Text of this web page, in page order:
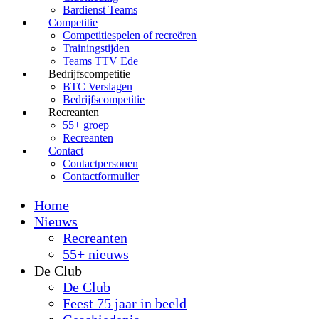
Bardienst Teams
Competitie
Competitiespelen of recreëren
Trainingstijden
Teams TTV Ede
Bedrijfscompetitie
BTC Verslagen
Bedrijfscompetitie
Recreanten
55+ groep
Recreanten
Contact
Contactpersonen
Contactformulier
Home
Nieuws
Recreanten
55+ nieuws
De Club
De Club
Feest 75 jaar in beeld